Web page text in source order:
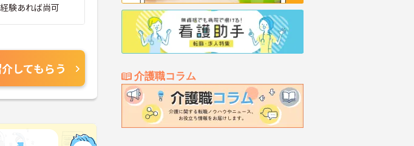
介護職コラム
験あれば尚可
してもらう